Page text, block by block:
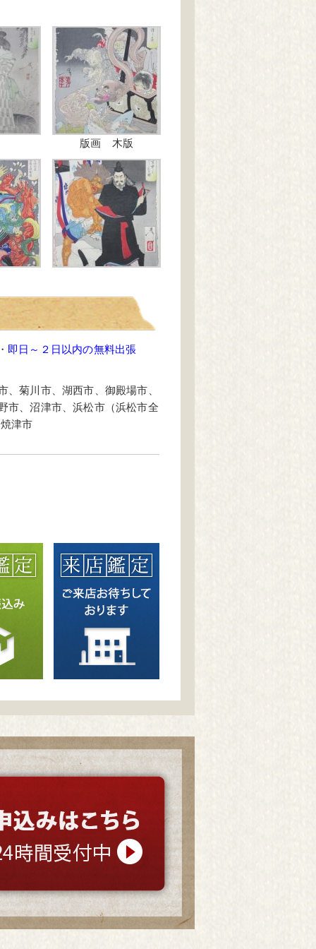
版画 木版
即日～２日以内の無料出張
菊川市、湖西市、御殿場市、
市、沼津市、浜松市（浜松市全
津市